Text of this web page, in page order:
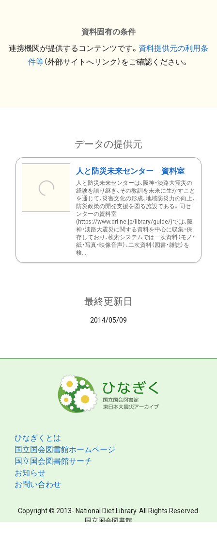
資料固有の条件
連携機関が提供するコンテンツです。 資料提供元の利用条
件等（外部サイトへリンク）をご確認ください。
データの提供元
人と防災未来センター 資料室
人と防災未来センターは、阪神・淡路大震災の
経験を語り継ぎ、その教訓を未来に生かすこと
を通じて、災害文化の形成、地域防災力の向上、
防災政策の開発支援を図る施設である。同セ
ンターの資料室
(https://www.dri.ne.jp/library/guide/)では、阪
神・淡路大震災に関する資料を中心に収集・保
存しており、検索システムでは一次資料（モノ・
紙・写真・映像音声）、二次資料（図書・雑誌）を
検...
最終更新日
2014/05/09
ひなぎくとは
国立国会図書館ホームページ
国立国会図書館サーチ
お知らせ
お問い合わせ
Copyright © 2013- National Diet Library. All Rights Reserved.